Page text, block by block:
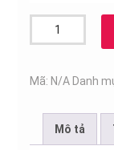
Nam
Đính
Mã: N/A Danh
Mô tả